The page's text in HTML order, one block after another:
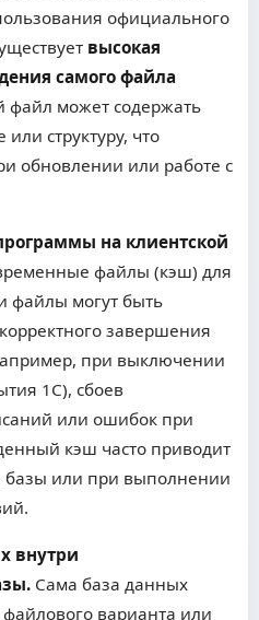
официального
высокая
самого файла
файл может содержать
структуру, что
обновлении или работе с
на клиентской
файлы (кэш) для
файлы могут быть
завершения
при выключении
1С), сбоев
или ошибок при
кэш часто приводит
базы или при выполнении
внутри
Сама база данных
варианта или